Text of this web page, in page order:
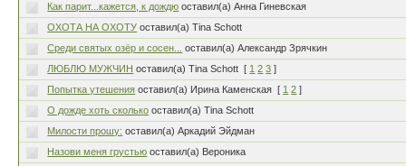
Как парит...кажется, к дождю оставил(а) Анна Гиневская
ОХОТА НА ОХОТУ оставил(а) Tina Schott
Среди святых озёр и сосен...
оставил(а) Александр Зрячкин
ЛЮБЛЮ МУЖЧИН оставил(а) Tina Schott [ 1 2 3 ]
Попытка утешения оставил(а) Ирина Каменская [ 1 2 ]
О дожде хоть сколько оставил(а) Tina Schott
Милости прошу: оставил(а) Аркадий Эйдман
Назови меня грустью оставил(а) Вероника